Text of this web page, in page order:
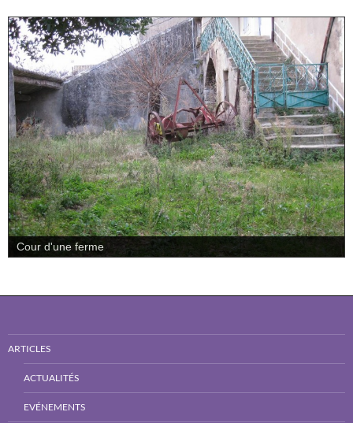
Cour d'une ferme
ARTICLES
ACTUALITÉS
EVÉNEMENTS